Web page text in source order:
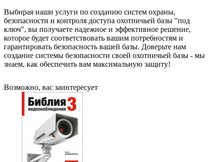
Выбирая наши услуги по созданию систем охраны,
безопасности и контроля доступа охотничьей базы "под
ключ", вы получаете надежное и эффективное решение,
которое будет соответствовать вашим потребностям и
гарантировать безопасность вашей базы. Доверьте нам
создание системы безопасности своей охотничьей базы - мы
знаем, как обеспечить вам максимальную защиту!
Возможно, вас заинтересует